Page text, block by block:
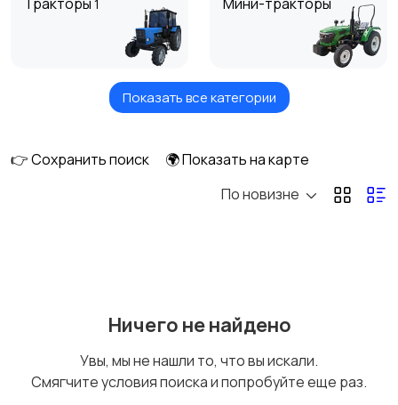
1
Мотоблоки
Рулонные пресс-
грядообразователи
удобрений
Показать все категории
👉 Сохранить поиск
🌍 Показать на карте
По новизне
Ничего не найдено
Увы, мы не нашли то, что вы искали.
Смягчите условия поиска и попробуйте еще раз.